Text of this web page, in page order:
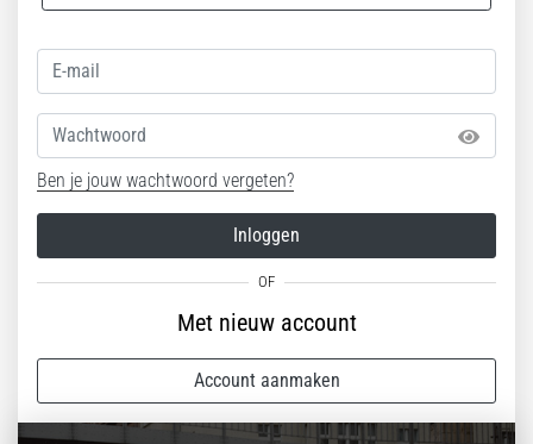
Wachtwoord
Ben je jouw wachtwoord vergeten?
Inloggen
Met nieuw account
Account aanmaken